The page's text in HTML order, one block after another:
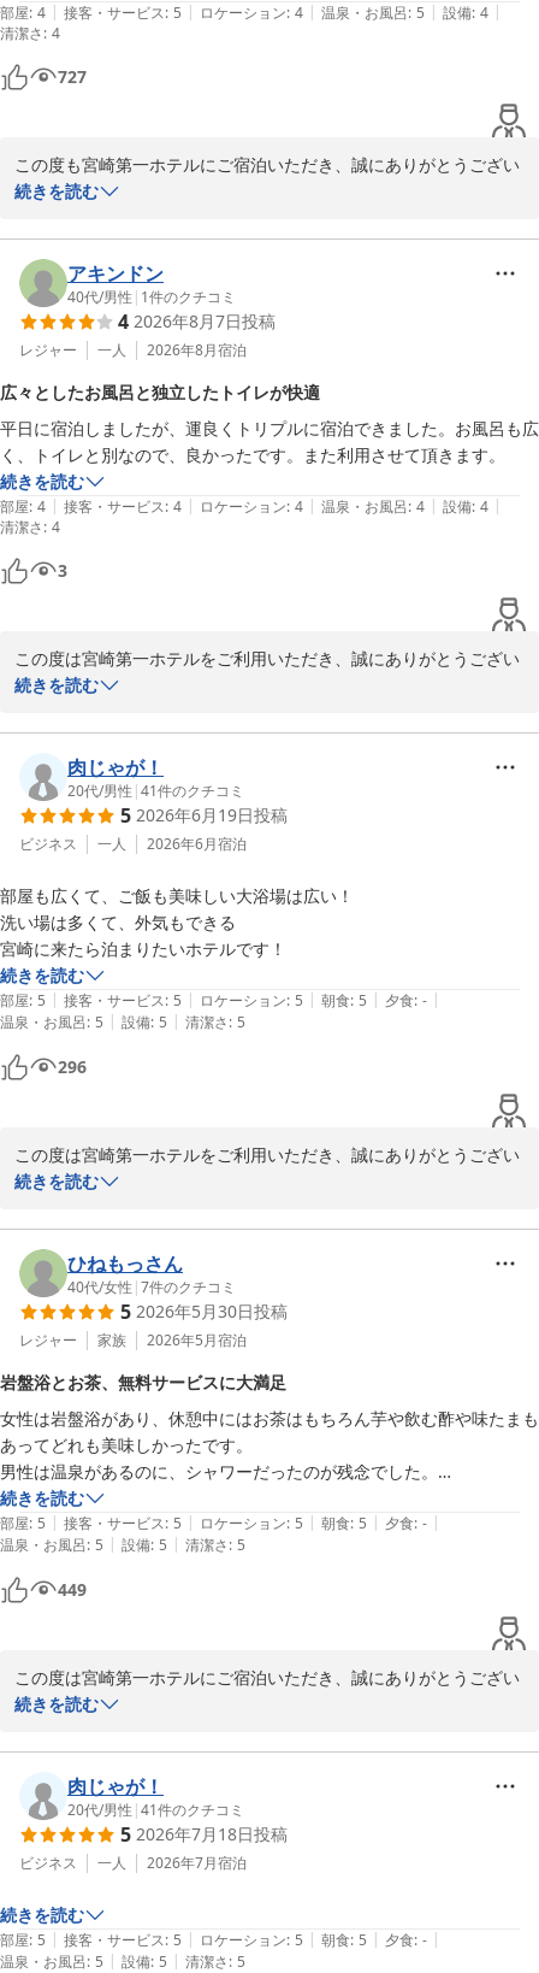
目当てのサウナもとても良い意味で裏切られました。
私にはピッタリのセッティングでしっかり汗をかけました。
またいつか戻ってきたいと思います。
部屋: 4 | 接客・サービス: 5 | ロケーション: 4 | 温泉・お風呂: 5 | 設備: 4 |
清潔さ: 4
727
この度も宮崎第一ホテルにご宿泊いただき、誠にありがとうござい
ました。
サウナのセッティングやセルフロウリュにつきまして、ご満足いた
だけたご様子を嬉しく拝見いたしました。
「良い意味で裏切られた」とのお言葉は、スタッフにとって何より
の励みでございます。
り感謝申し上げます。
これからも“また来たい”と思っていただける場所であり続けられる
よう努めてまいります。
ぜひまた宮崎へお越しの際は、当館へお立ち寄りくださいませ。
スタッフ一同、心よりお待ちしております。
続きを読む
アキンドン
40代/男性 | 1件のクチコミ
4 2026年8月7日投稿
レジャー 一人 2026年8月宿泊
広々としたお風呂と独立したトイレが快適
平日に宿泊しましたが、運良くトリプルに宿泊できました。お風呂も広
く、トイレと別なので、良かったです。また利用させて頂きます。
続きを読む
部屋: 4 | 接客・サービス: 4 | ロケーション: 4 | 温泉・お風呂: 4 | 設備: 4 |
清潔さ: 4
3
この度は宮崎第一ホテルをご利用いただき、誠にありがとうござい
ました。
お部屋やお風呂を快適にご利用いただけたとのこと、大変嬉しく拝
見いたしました。
「また利用させていただきます」とのお言葉は、スタッフ一同何よ
りの励みでございます。
これからも快適にお過ごしいただけるホテルづくりに努めてまいり
ます。
宮崎第一ホテル
2026-08-07
続きを読む
肉じゃが！
20代/男性 |41件のクチコミ
5 2026年6月19日投稿
ビジネス 一人 2026年6月宿泊
部屋も広くて、ご飯も美味しい大浴場は広い！
洗い場は多くて、外気もできる
宮崎に来たら泊まりたいホテルです！
続きを読む
部屋: 5 | 接客・サービス: 5 | ロケーション: 5 | 朝食: 5 | 夕食: - |
温泉・お風呂: 5 | 設備: 5 | 清潔さ: 5
296
この度は宮崎第一ホテルをご利用いただき、誠にありがとうござい
ました。
お部屋の広さやお食事、大浴場につきましてご満足いただけたとの
こと、大変嬉しく拝見いたしました。
大浴場でもゆったりとお寛ぎいただけたご様子に何よりでございま
す。
「宮崎に来たら泊まりたい」とのお言葉を頂戴し、スタッフ一同大
変励みになります。
これからも快適にお過ごしいただけるホテルづくりに努めてまいり
ます。
また宮崎へお越しの際は、ぜひお立ち寄りくださいませ。
スタッフ一同、心よりお待ちしております。
続きを読む
ひねもっさん
40代/女性 |7件のクチコミ
5 2026年5月30日投稿
レジャー 家族 2026年5月宿泊
岩盤浴とお茶、無料サービスに大満足
女性は岩盤浴があり、休憩中にはお茶はもちろん芋や飲む酢や味たまも
あってどれも美味しかったです。
男性は温泉があるのに、シャワーだったのが残念でした。
続きを読む
部屋: 5 | 接客・サービス: 5 | ロケーション: 5 | 朝食: 5 | 夕食: - |
温泉・お風呂: 5 | 設備: 5 | 清潔さ: 5
449
この度は宮崎第一ホテルにご宿泊いただき、誠にありがとうござい
ました。
女性用の岩盤浴や、休憩スペースでのサービスを存分にお楽しみい
ただけた様子が伺え、大変嬉しく拝読いたしました。
一方で、当ホテルの都合により女性用の大浴場のご用意ができず心
苦しく存じます。
心地よい空間づくりでご満足いただけるよう、今後とも努めてまい
お客様のまたのお越しを、スタッフ一同心よりお待ち申し上げてお
続きを読む
肉じゃが！
20代/男性 |41件のクチコミ
5 2026年7月18日投稿
ビジネス 一人 2026年7月宿泊
続きを読む
部屋: 5 | 接客・サービス: 5 | ロケーション: 5 | 朝食: 5 | 夕食: - |
温泉・お風呂: 5 | 設備: 5 | 清潔さ: 5